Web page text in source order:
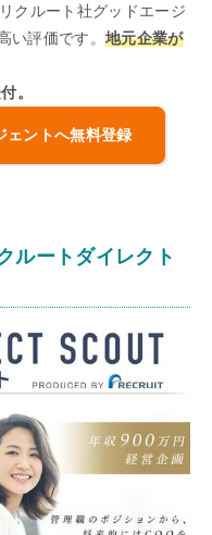
クルート社グッドエージ
い評価です。地元企業が
。
ェントへ無料登録
ルートダイレクト